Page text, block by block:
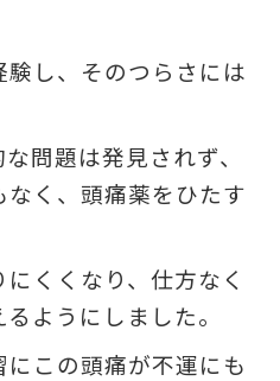
し、そのつらさには
問題は発見されず、
く、頭痛薬をひたす
くくなり、仕方なく
ようにしました。
この頭痛が不運にも